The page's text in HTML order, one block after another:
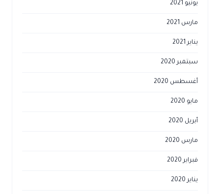
يونيو 2021
مارس 2021
يناير 2021
سبتمبر 2020
أغسطس 2020
مايو 2020
أبريل 2020
مارس 2020
فبراير 2020
يناير 2020